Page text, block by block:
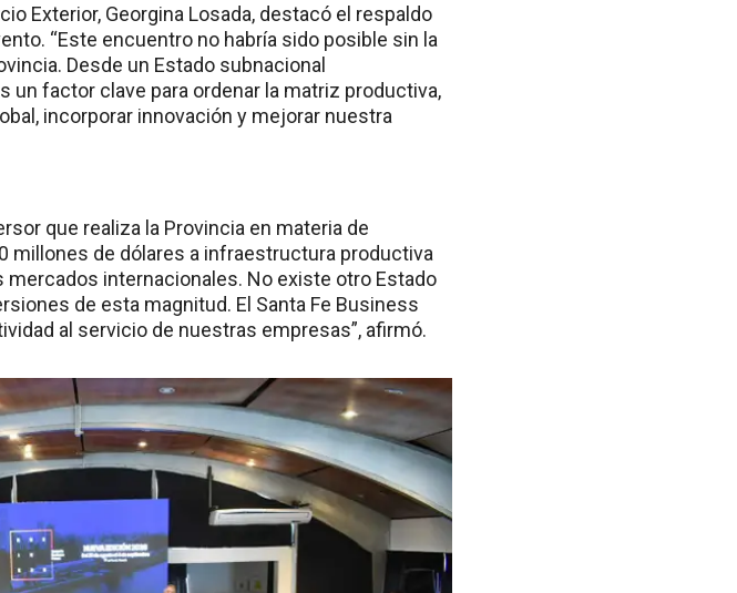
Exterior, Georgina Losada, destacó el respaldo
“Este encuentro no habría sido posible sin la
Desde un Estado subnacional
factor clave para ordenar la matriz productiva,
incorporar innovación y mejorar nuestra
que realiza la Provincia en materia de
millones de dólares a infraestructura productiva
internacionales. No existe otro Estado
de esta magnitud. El Santa Fe Business
al servicio de nuestras empresas”, afirmó.